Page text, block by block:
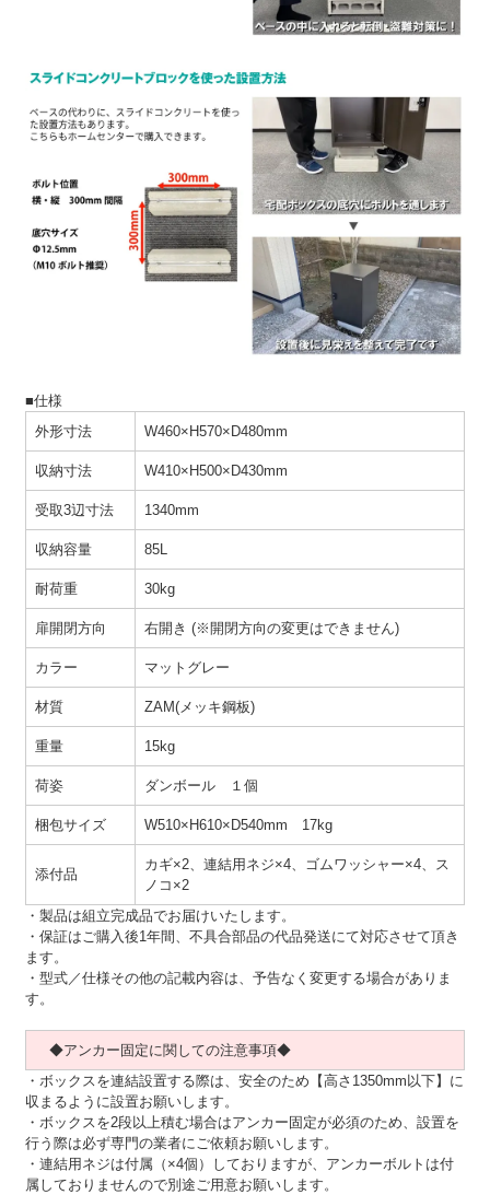
■仕様
外形寸法
W460×H570×D480mm
収納寸法 W410×H500×D430mm
受取3辺寸法 1340mm
収納容量 85L
耐荷重 30kg
扉開閉方向 右開き (※開閉方向の変更はできません)
カラー マットグレー
材質 ZAM(メッキ鋼板)
重量 15kg
荷姿 ダンボール １個
梱包サイズ W510×H610×D540mm 17kg
添付品
カギ×2、連結用ネジ×4、ゴムワッシャー×4、ス
ノコ×2
・製品は組立完成品でお届けいたします。
・保証はご購入後1年間、不具合部品の代品発送にて対応させて頂き
ます。
・型式／仕様その他の記載内容は、予告なく変更する場合がありま
す。
◆アンカー固定に関しての注意事項◆
・ボックスを連結設置する際は、安全のため【高さ1350mm以下】に
収まるように設置お願いします。
・ボックスを2段以上積む場合はアンカー固定が必須のため、設置を
行う際は必ず専門の業者にご依頼お願いします。
・連結用ネジは付属（×4個）しておりますが、アンカーボルトは付
属しておりませんので別途ご用意お願いします。